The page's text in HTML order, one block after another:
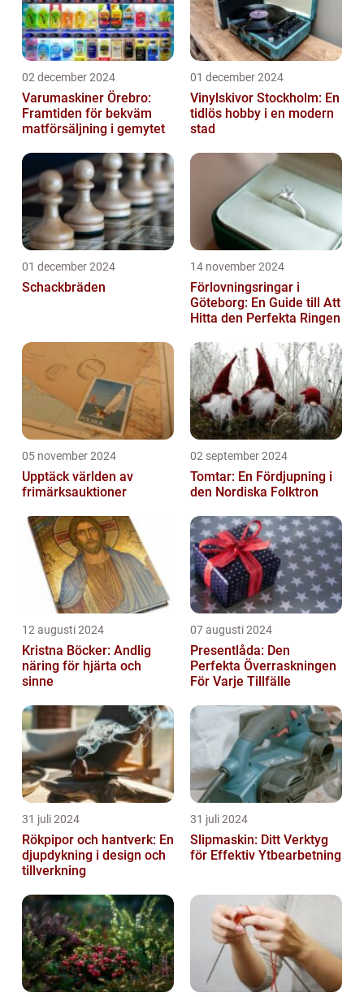
02 december 2024
Varumaskiner Örebro:
Framtiden för bekväm
matförsäljning i gemytet
01 december 2024
Vinylskivor Stockholm: En
tidlös hobby i en modern
stad
01 december 2024
Schackbräden
14 november 2024
Förlovningsringar i
Göteborg: En Guide till Att
Hitta den Perfekta Ringen
05 november 2024
Upptäck världen av
frimärksauktioner
02 september 2024
Tomtar: En Fördjupning i
den Nordiska Folktron
12 augusti 2024
Kristna Böcker: Andlig
näring för hjärta och
sinne
07 augusti 2024
Presentlåda: Den
Perfekta Överraskningen
För Varje Tillfälle
31 juli 2024
Rökpipor och hantverk: En
djupdykning i design och
tillverkning
31 juli 2024
Slipmaskin: Ditt Verktyg
för Effektiv Ytbearbetning